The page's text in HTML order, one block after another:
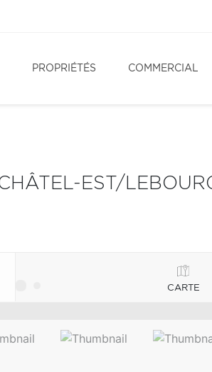
PROPRIÉTÉS COMMERCIAL
EST/
CARTE